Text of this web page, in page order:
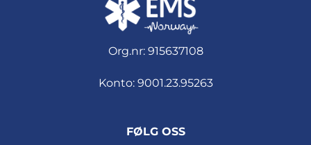
Org.nr: 915637108
Konto: 9001.23.95263
FØLG OSS